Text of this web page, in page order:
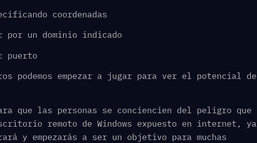
coordenadas
por un dominio indicado
podemos empezar a jugar para ver el potencial de
que las personas se conciencien del peligro que
remoto de Windows expuesto en internet, ya
y empezarás a ser un objetivo para muchas